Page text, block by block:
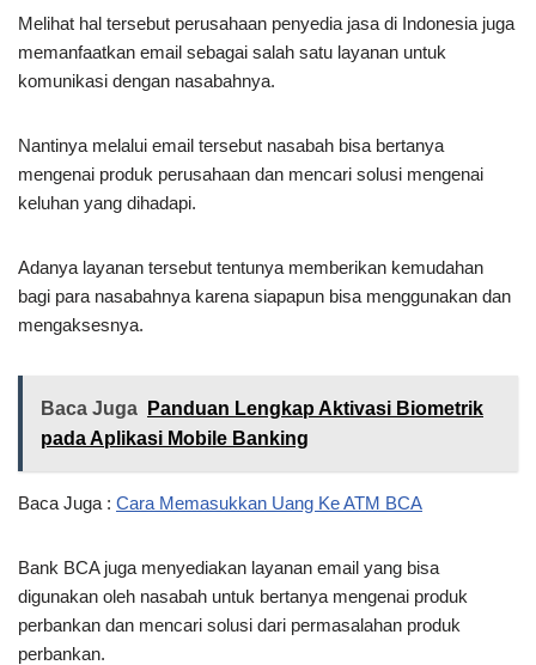
Melihat hal tersebut perusahaan penyedia jasa di Indonesia juga
memanfaatkan email sebagai salah satu layanan untuk
komunikasi dengan nasabahnya.
Nantinya melalui email tersebut nasabah bisa bertanya
mengenai produk perusahaan dan mencari solusi mengenai
keluhan yang dihadapi.
Adanya layanan tersebut tentunya memberikan kemudahan
bagi para nasabahnya karena siapapun bisa menggunakan dan
mengaksesnya.
Baca Juga
Panduan Lengkap Aktivasi Biometrik
pada Aplikasi Mobile Banking
Baca Juga : Cara Memasukkan Uang Ke ATM BCA
Bank BCA juga menyediakan layanan email yang bisa
digunakan oleh nasabah untuk bertanya mengenai produk
perbankan dan mencari solusi dari permasalahan produk
perbankan.